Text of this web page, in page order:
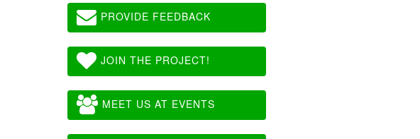
PROVIDE FEEDBACK
JOIN THE PROJECT!
MEET US AT EVENTS